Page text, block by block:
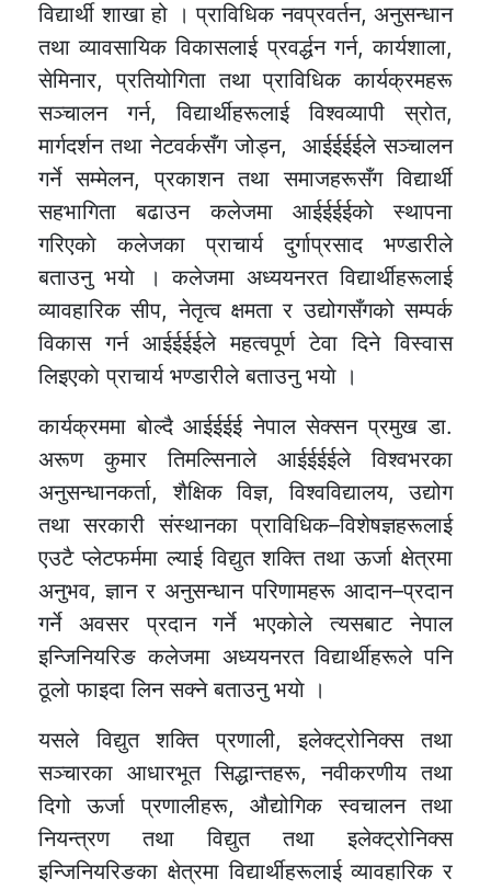
विद्यार्थी शाखा हो । प्राविधिक नवप्रवर्तन, अनुसन्धान
तथा व्यावसायिक विकासलाई प्रवर्द्धन गर्न, कार्यशाला,
सेमिनार, प्रतियोगिता तथा प्राविधिक कार्यक्रमहरू
सञ्चालन गर्न, विद्यार्थीहरूलाई विश्वव्यापी स्रोत,
मार्गदर्शन तथा नेटवर्कसँग जोड्न, आईईईईले सञ्चालन
गर्ने सम्मेलन, प्रकाशन तथा समाजहरूसँग विद्यार्थी
सहभागिता बढाउन कलेजमा आईईईईकाे स्थापना
गरिएकाे कलेजका प्राचार्य दुर्गाप्रसाद भण्डारीले
बताउनु भयाे । कलेजमा अध्ययनरत विद्यार्थीहरूलाई
व्यावहारिक सीप, नेतृत्व क्षमता र उद्योगसँगको सम्पर्क
विकास गर्न आईईईईले महत्वपूर्ण टेवा दिने विस्वास
लिइएकाे प्राचार्य भण्डारीले बताउनु भयाे ।
कार्यक्रममा बाेल्दै आईईईई नेपाल सेक्सन प्रमुख डा.
अरूण कुमार तिमल्सिनाले आईईईईले विश्वभरका
अनुसन्धानकर्ता, शैक्षिक विज्ञ, विश्वविद्यालय, उद्योग
तथा सरकारी संस्थानका प्राविधिक–विशेषज्ञहरूलाई
एउटै प्लेटफर्ममा ल्याई विद्युत शक्ति तथा ऊर्जा क्षेत्रमा
अनुभव, ज्ञान र अनुसन्धान परिणामहरू आदान–प्रदान
गर्ने अवसर प्रदान गर्ने भएकाेले त्यसबाट नेपाल
इन्जिनियरिङ कलेजमा अध्ययनरत विद्यार्थीहरूले पनि
ठूलाे फाइदा लिन सक्ने बताउनु भयाे ।
यसले विद्युत शक्ति प्रणाली, इलेक्ट्रोनिक्स तथा
सञ्चारका आधारभूत सिद्धान्तहरू, नवीकरणीय तथा
दिगो ऊर्जा प्रणालीहरू, औद्योगिक स्वचालन तथा
नियन्त्रण तथा विद्युत तथा इलेक्ट्रोनिक्स
इन्जिनियरिङका क्षेत्रमा विद्यार्थीहरूलाई व्यावहारिक र